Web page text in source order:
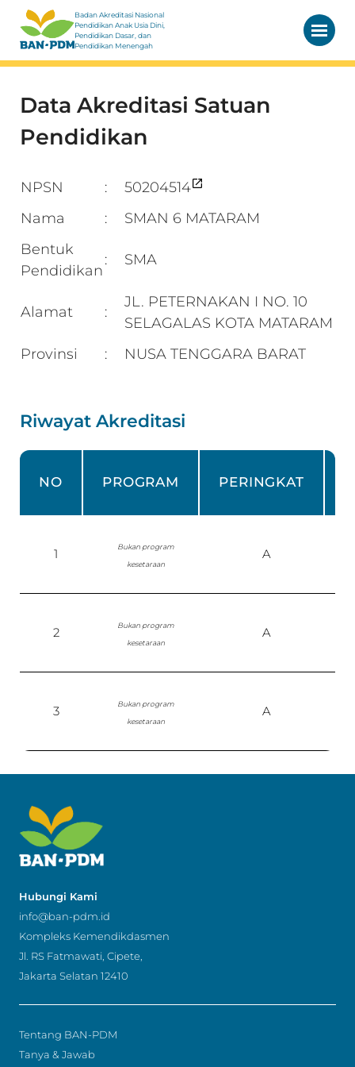
Badan Akreditasi Nasional
Pendidikan Anak Usia Dini,
Pendidikan Dasar, dan
Pendidikan Menengah
Data Akreditasi Satuan
Pendidikan
NPSN :
50204514
Nama
:
SMAN 6 MATARAM
Bentuk
Pendidikan
: SMA
Alamat :
JL. PETERNAKAN I NO. 10
SELAGALAS KOTA MATARAM
Provinsi
: NUSA TENGGARA BARAT
Riwayat Akreditasi
NO PROGRAM PERINGKAT
1
Bukan program
kesetaraan
A
2
Bukan program
kesetaraan
A
3
Bukan program
kesetaraan
A
Hubungi Kami
info@ban-pdm.id
Kompleks Kemendikdasmen
Jl. RS Fatmawati, Cipete,
Jakarta Selatan 12410
Tentang BAN-PDM
Tanya & Jawab